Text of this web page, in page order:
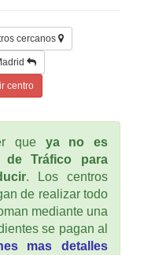
cercanos
centro
que ya no es
Tráfico para
. Los centros
de realizar todo
mediante una
se pagan al
mas detalles